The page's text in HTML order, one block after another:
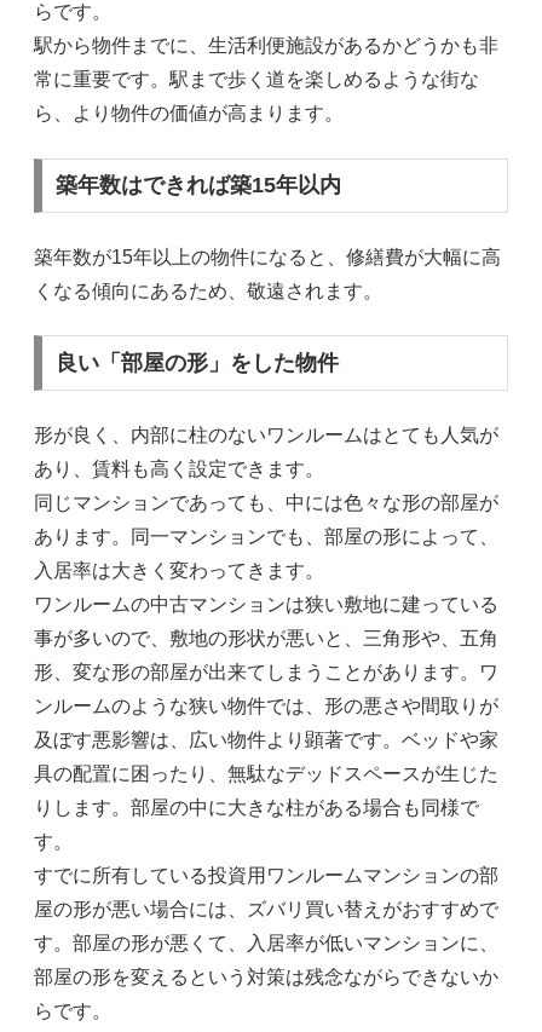
らです。
駅から物件までに、生活利便施設があるかどうかも非
常に重要です。駅まで歩く道を楽しめるような街な
ら、より物件の価値が高まります。
築年数はできれば築15年以内
築年数が15年以上の物件になると、修繕費が大幅に高
くなる傾向にあるため、敬遠されます。
良い「部屋の形」をした物件
形が良く、内部に柱のないワンルームはとても人気が
あり、賃料も高く設定できます。
同じマンションであっても、中には色々な形の部屋が
あります。同一マンションでも、部屋の形によって、
入居率は大きく変わってきます。
ワンルームの中古マンションは狭い敷地に建っている
事が多いので、敷地の形状が悪いと、三角形や、五角
形、変な形の部屋が出来てしまうことがあります。ワ
ンルームのような狭い物件では、形の悪さや間取りが
及ぼす悪影響は、広い物件より顕著です。ベッドや家
具の配置に困ったり、無駄なデッドスペースが生じた
りします。部屋の中に大きな柱がある場合も同様で
す。
すでに所有している投資用ワンルームマンションの部
屋の形が悪い場合には、ズバリ買い替えがおすすめで
す。部屋の形が悪くて、入居率が低いマンションに、
部屋の形を変えるという対策は残念ながらできないか
らです。